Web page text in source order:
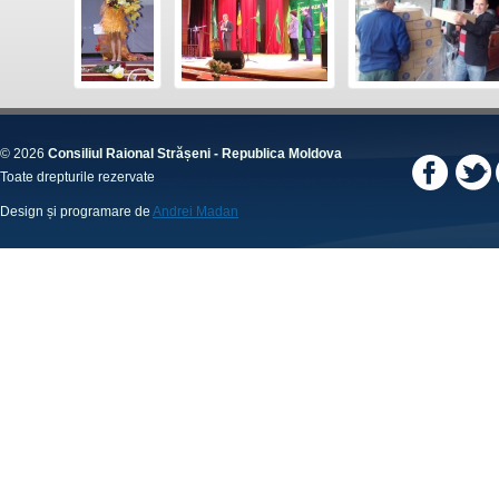
© 2026 Consiliul Raional Strășeni - Republica Moldova
Toate drepturile rezervate
Design și programare de Andrei Madan